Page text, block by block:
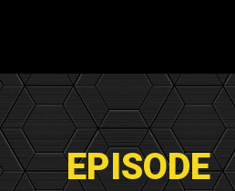
EPISODE